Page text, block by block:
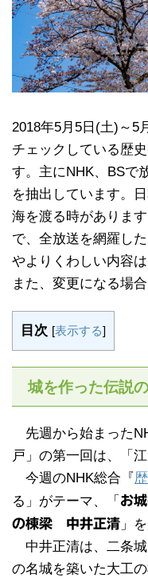
2018年5月5日(土)～5
チェックしている歴
す。主にNHK、BSで
を抽出しています。
海を渡る時がありま
で、全放送を網羅し
やよりくわしい内容
また、変更になる場合
目次 [表示する]
城を作った伝説
先週から始まった
戸」の第一回は、「
今週のNHK総合『
る」がテーマ、「 お
の棟梁 中井正清 」
中井正清は、二条
の名城を築いた大工